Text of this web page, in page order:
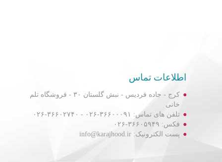
اطلاعات تماس
کرج - جاده فردیس - نبش گلستان ۳۰ - فروشگاه تلم
خانی
تلفن های تماس: ۳۶۶۰۰۰۹۱-۰۲۶ - ۳۶۶۰۲۷۴۰-۰۲۶
فکس: ۳۶۶۰۵۹۴۹-۰۲۶
پست الکترونیک: info@karajhood.ir